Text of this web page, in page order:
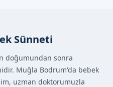
Sünneti
doğumundan sonra
Muğla Bodrum'da bebek
uzman doktorumuzla